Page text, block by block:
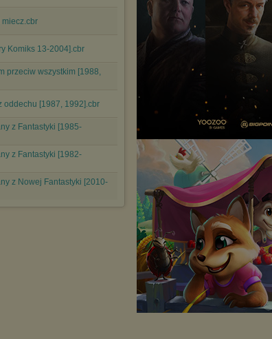
W przypadku braku twojej zgody na
prosimy o opuszczenie serwisu
Wykorzystanie plików cookies
(dostosowanie reklam do Twoich
Wyrażenie sprzeciwu spowoduje, że
będzie dopasowana do Twoich
wyświetlona przypadkowo.
Istnieje możliwość zmiany ustawień
sposób uniemożliwiający
dokonując odpowiednich zmian w
internetowej.
Pełną informację na ten temat
http://chomikuj.pl/PolitykaPrywatnosci.aspx
miecz.cbr
Komiks 13-2004].cbr
przeciw wszystkim [1988,
oddechu [1987, 1992].cbr
z Fantastyki [1985-
z Fantastyki [1982-
z Nowej Fantastyki [2010-